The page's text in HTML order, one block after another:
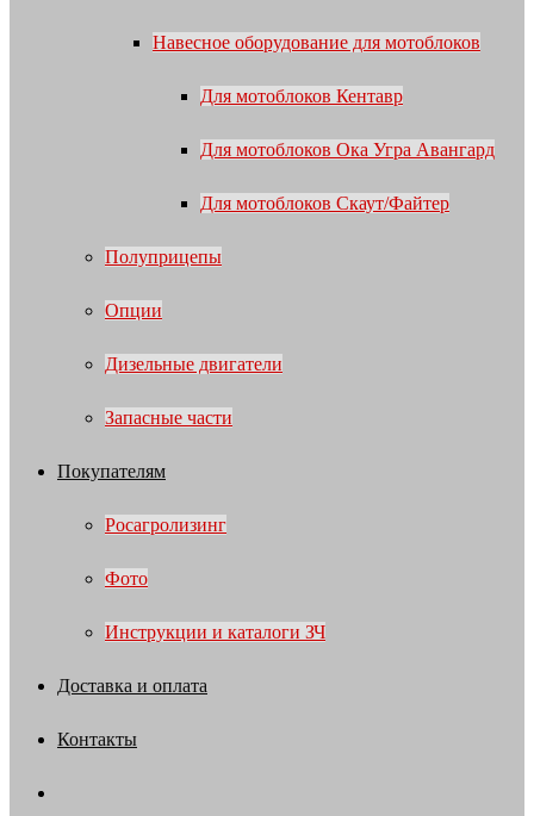
Навесное оборудование для мотоблоков
Для мотоблоков Кентавр
Для мотоблоков Ока Угра Авангард
Для мотоблоков Скаут/Файтер
Полуприцепы
Опции
Дизельные двигатели
Запасные части
Покупателям
Росагролизинг
Фото
Инструкции и каталоги ЗЧ
Доставка и оплата
Контакты